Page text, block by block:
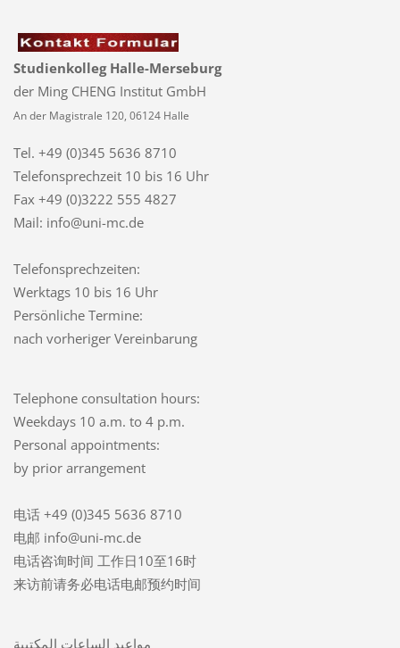
Studienkolleg Halle-Merseburg
der Ming CHENG Institut GmbH
An der Magistrale 120, 06124 Halle
Tel. +49 (0)345 5636 8710
Telefonsprechzeit 10 bis 16 Uhr
Fax +49 (0)3222 555 4827
Mail: info@uni-mc.de
Telefonsprechzeiten:
Werktags 10 bis 16 Uhr
Persönliche Termine:
nach vorheriger Vereinbarung
Telephone consultation hours:
Weekdays 10 a.m. to 4 p.m.
Personal appointments:
by prior arrangement
电话 +49 (0)345 5636 8710
电邮 info@uni-mc.de
电话咨询时间 工作日10至16时
来访前请务必电话电邮预约时间
مواعيد الساعات المكتبية